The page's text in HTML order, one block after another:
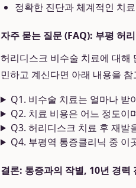
정확한 진단과 체계적인 치
자주 묻는 질문 (FAQ): 부평 허
허리디스크 비수술 치료에 대해
민하고 계신다면 아래 내용을
Q1. 비수술 치료는 얼마나 받
Q2. 치료 비용은 어느 정도이
Q3. 허리디스크 치료 후 재발
Q4. 부평역 통증클리닉 중 이
결론: 통증과의 작별, 10년 경력